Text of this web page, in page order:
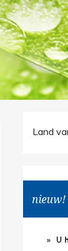
Land
nieuw!
U